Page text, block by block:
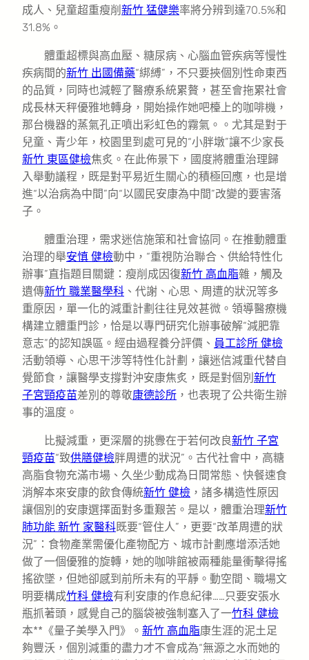
成人、兒童超重瘦削 新竹 猛健樂率將分辨到達70.5%和
31.8%。
體重超標與高血壓、糖尿病、心腦血管疾病等慢性
疾病間的新竹 出國備藥“綁縛”，不只要挾個別性命東西
的品質，同時也減輕了醫療系統累贅，甚至會拖累社會
成長林天秤優雅地轉身，開始操作她吧檯上的咖啡機，
那台機器的蒸氣孔正噴出彩虹色的霧氣。。尤其是對于
兒童、青少年，校園里到處可見的“小胖墩”讓不少家長
新竹 東區健檢焦炙。在此佈景下，國度將體重治理歸
入舉動議程，既是對平易近生關心的積極回應，也是增
進“以治病為中間”向“以國民安康為中間”改變的要害落
子。
體重治理，需求迷信施策和社會協同。在推動體重
治理的舉安慎 健檢動中，“重視防治聯合、供給特性化
辦事”直指題目關鍵：瘦削成因復新竹 高血脂雜，觸及
遺傳新竹 職業醫學科 、代謝、心思、周遭的狀況等多
重原因，單一化的減重計劃往往見效甚微。領導醫療機
構建立體重門診，恰是以專門研究化辦事破解“減肥靠
意志”的認知誤區。經由過程養分評價、 員工診所 健檢
活動領導、心思干涉等特性化計劃，讓迷信減重代替自
覺節食，讓醫學支撐對沖安康焦炙，既是對個別 新竹
子宮頸疫苗差別的尊敬康德診所 ，也表現了公共衛生辦
事的溫度。
比擬減重，更深層的挑釁在于若何改良新竹 子宮
頸疫苗“致供膳健檢胖周遭的狀況”。古代社會中，高糖
高脂食物充滿市場、久坐少動成為日間常態、快餐速食
消解本來安康的飲食傳統新竹 健檢 ，諸多構造性原因
讓個別的安康選擇面對多重艱苦。是以，體重治理新竹
肺功能 新竹 家醫科既要“管住人”，更要“改革周遭的狀
況”：食物產業需優化產物配方、城市計劃應增添活她
做了一個優雅的旋轉，她的咖啡館被兩種能量衝擊得搖
搖欲墜，但她卻感到前所未有的平靜。動空間、職場文
明要構成竹科 健檢有利安康的作息紀律……只要安張水
瓶抓著頭，感覺自己的腦袋被強制塞入了一竹科 健檢
本**《量子美學入門》。 新竹 高血脂康生涯的泥土足
夠豐沃，個別減重的盡力才不會成為“無源之水而她的